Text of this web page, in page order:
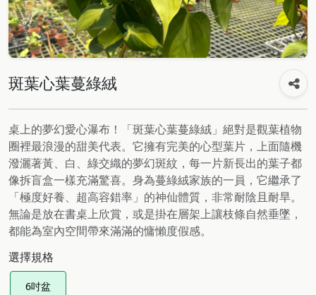
斑葉心葉蔓綠絨
桌上的夢幻愛心瀑布！「斑葉心葉蔓綠絨」絕對是觀葉植物
圈裡最浪漫的甜美代表。它擁有完美的心型葉片，上面隨機
潑灑著黃、白、綠交織的夢幻斑紋，每一片新長出的葉子都
像拆盲盒一樣充滿驚喜。身為蔓綠絨家族的一員，它繼承了
「極度好養、超高容錯率」的神仙體質，非常耐陰且耐旱。
無論是放在書桌上欣賞，或是掛在層架上讓枝條自然垂墜，
都能為室內空間帶來滿滿的慵懶度假感。
選擇規格
6吋盆